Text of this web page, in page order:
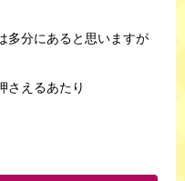
多分にあると思いますが
さえるあたり